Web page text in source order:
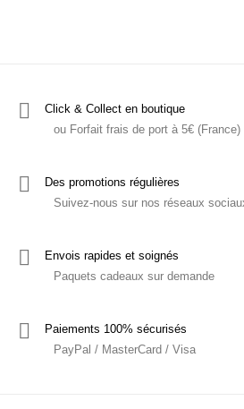
Click & Collect en boutique
ou Forfait frais de port à 5€ (France)
Des promotions régulières
Suivez-nous sur nos réseaux
Envois rapides et soignés
Paquets cadeaux sur demande
Paiements 100% sécurisés
PayPal / MasterCard / Visa